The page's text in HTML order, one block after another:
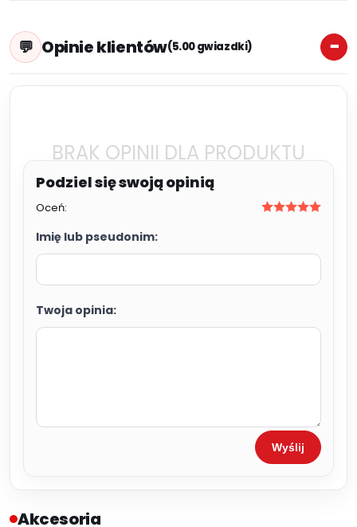
Opinie klientów(5.00 gwiazdki)
BRAK OPINII DLA PRODUKTU
Oceń:
Imię lub pseudonim:
Twoja opinia:
Wyślij
Akcesoria